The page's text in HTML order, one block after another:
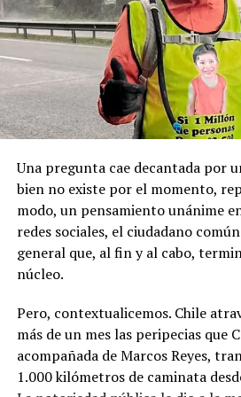
registraron declaraciones
sanciones políticas posteriores.
la Toma de Posesión del
el capitán Juan Guillermos y 23
Goleta de Guerra Ancud de la
de estas tierras patagónicas
nacional declarando este
Una pregunta cae decantada por
bien no existe por el momento,
modo, un pensamiento unánime
redes sociales, el ciudadano
general que, al fin y al cabo,
núcleo.
Pero, contextualicemos. Chile
más de un mes las peripecias que
acompañada de Marcos Reyes,
1.000 kilómetros de caminata